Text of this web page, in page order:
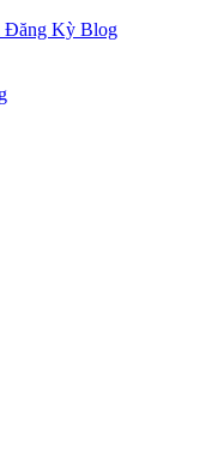
Đăng Kỳ Blog